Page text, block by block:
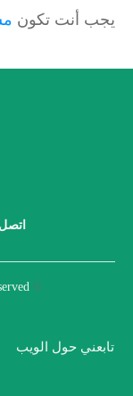
يجب أنت تكون
©
تابعني حول الويب